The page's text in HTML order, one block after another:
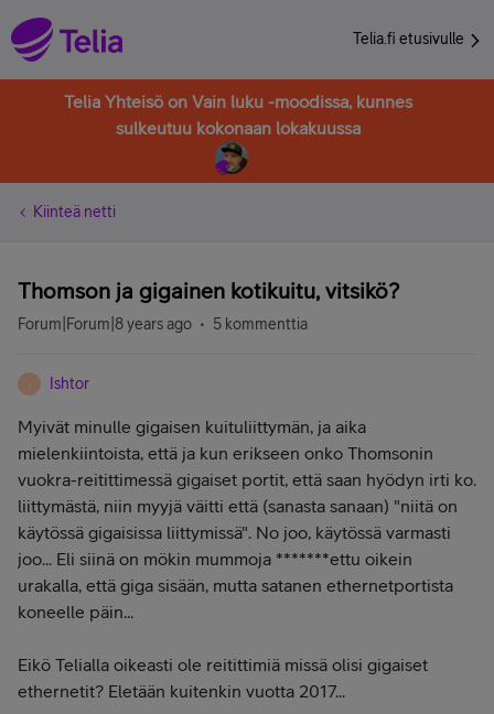
Telia.fi etusivulle
Telia Yhteisö on Vain luku -moodissa, kunnes
sulkeutuu kokonaan lokakuussa
Kiinteä netti
Thomson ja gigainen kotikuitu, vitsikö?
Forum|Forum|8 years ago 5 kommenttia
Ishtor
Myivät minulle gigaisen kuituliittymän, ja aika
mielenkiintoista, että ja kun erikseen onko Thomsonin
vuokra-reitittimessä gigaiset portit, että saan hyödyn irti ko.
liittymästä, niin myyjä väitti että (sanasta sanaan) "niitä on
käytössä gigaisissa liittymissä". No joo, käytössä varmasti
joo... Eli siinä on mökin mummoja *******ettu oikein
urakalla, että giga sisään, mutta satanen ethernetportista
koneelle päin...
Eikö Telialla oikeasti ole reitittimiä missä olisi gigaiset
ethernetit? Eletään kuitenkin vuotta 2017...